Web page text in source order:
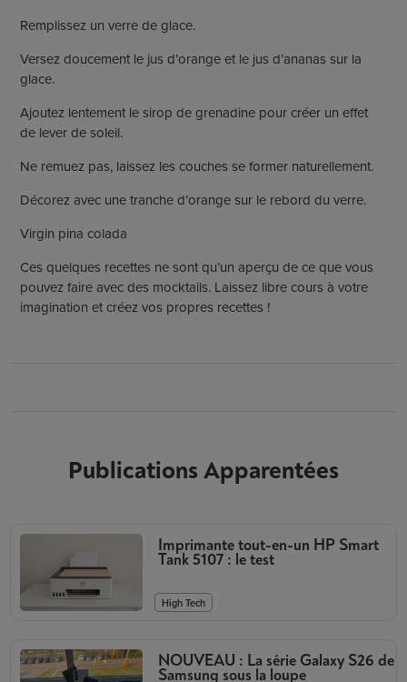
Remplissez un verre de glace.
Versez doucement le jus d’orange et le jus d’ananas sur la
glace.
Ajoutez lentement le sirop de grenadine pour créer un effet
de lever de soleil.
Ne remuez pas, laissez les couches se former naturellement.
Décorez avec une tranche d’orange sur le rebord du verre.
Virgin pina colada
Ces quelques recettes ne sont qu’un aperçu de ce que vous
pouvez faire avec des mocktails. Laissez libre cours à votre
imagination et créez vos propres recettes !
Publications Apparentées
Imprimante tout-en-un HP Smart
Tank 5107 : le test
High Tech
NOUVEAU : La série Galaxy S26 de
Samsung sous la loupe